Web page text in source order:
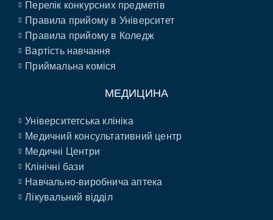
Перелік конкурсних предметів
Правила прийому в Університет
Правила прийому в Коледж
Вартість навчання
Приймальна коміся
МЕДИЦИНА
Університетська клініка
Медичний консультативний центр
Медичні Центри
Клінічні бази
Навчально-виробнича аптека
Лікувальний відділ